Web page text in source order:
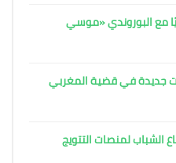
مع البوروندي «موسي
جديدة في قضية المغربي
براعم 2014 وقطاع الشباب لمنصات التتويج